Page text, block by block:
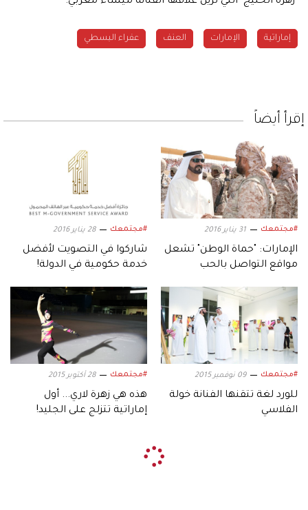
إماراتية الإمارات العنف عفراء البسطي
إقرأ أيضاً
#مجتمعك 31 يناير 2016
الإمارات: "حماة الوطن" تشعل
مواقع التواصل بالحب
#مجتمعك 28 يناير 2016
شاركوا في التصويت لأفضل
خدمة حكومية في الدولة!
#مجتمعك 09 نوفمبر 2015
للورد لغة تتقنها الفنانة خولة
الفلاسي
#مجتمعك 28 أكتوبر 2015
هذه هي زهرة لاري... أول
إماراتية تتزلج على الجليد!